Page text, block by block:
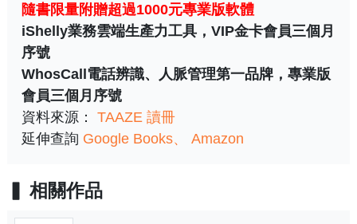
隨書限量附贈超過1000元專業版軟體
iShelly業務雲端生產力工具，VIP金卡會員三個月
序號
WhosCall電話辨識、人脈管理第一品牌，專業版
會員三個月序號
資料來源： TAAZE 讀冊
延伸查詢 Google Books Amazon
相關作品